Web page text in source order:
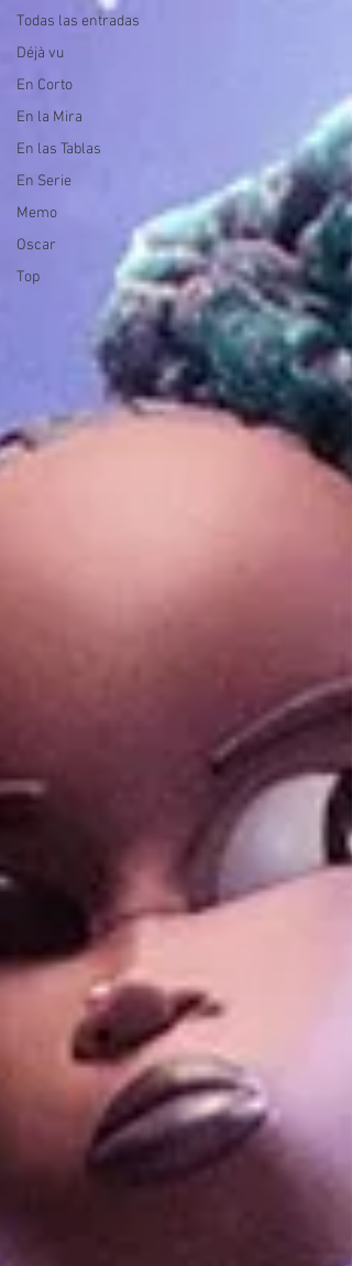
Todas las entradas
Déjà vu
En Corto
En la Mira
En las Tablas
En Serie
Memo
Oscar
Top